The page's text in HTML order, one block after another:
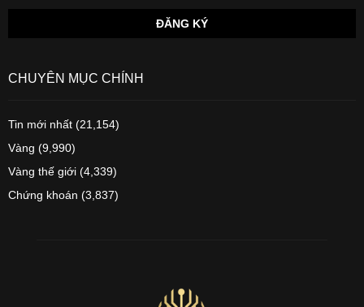
CHUYÊN MỤC CHÍNH
Tin mới nhất (21,154)
Vàng (9,990)
Vàng thế giới (4,339)
Chứng khoán (3,837)